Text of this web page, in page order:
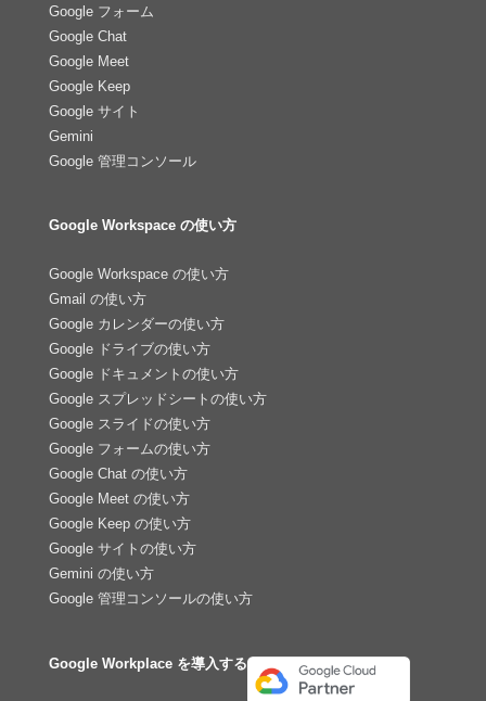
Google フォーム
Google Chat
Google Meet
Google Keep
Google サイト
Gemini
Google 管理コンソール
Google Workspace の使い方
Google Workspace の使い方
Gmail の使い方
Google カレンダーの使い方
Google ドライブの使い方
Google ドキュメントの使い方
Google スプレッドシートの使い方
Google スライドの使い方
Google フォームの使い方
Google Chat の使い方
Google Meet の使い方
Google Keep の使い方
Google サイトの使い方
Gemini の使い方
Google 管理コンソールの使い方
Google Workplace を導入する